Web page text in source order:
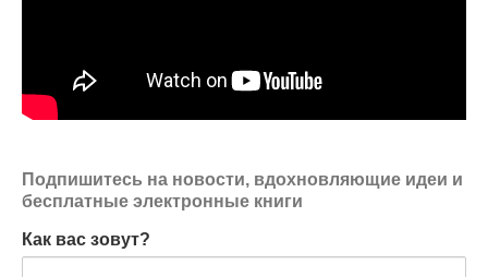
Подпишитесь на новости, вдохновляющие идеи и
бесплатные электронные книги
Как вас зовут?